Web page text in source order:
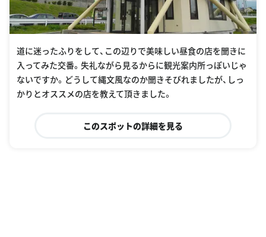
道に迷ったふりをして、この辺りで美味しい昼食の店を聞きに
入ってみた交番。失礼ながら見るからに観光案内所っぽいじゃ
ないですか。どうして縄文風なのか聞きそびれましたが、しっ
かりとオススメの店を教えて頂きました。
このスポットの詳細を見る